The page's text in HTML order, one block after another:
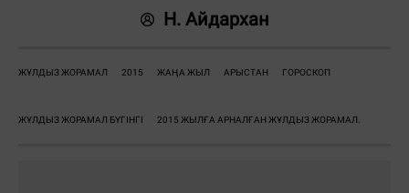
Н. Айдархан
ЖҰЛДЫЗ ЖОРАМАЛ 2015 ЖАҢА ЖЫЛ АРЫСТАН ГОРОСКОП
ЖҰЛДЫЗ ЖОРАМАЛ БҮГІНГІ 2015 ЖЫЛҒА АРНАЛҒАН ЖҰЛДЫЗ ЖОРАМАЛ.